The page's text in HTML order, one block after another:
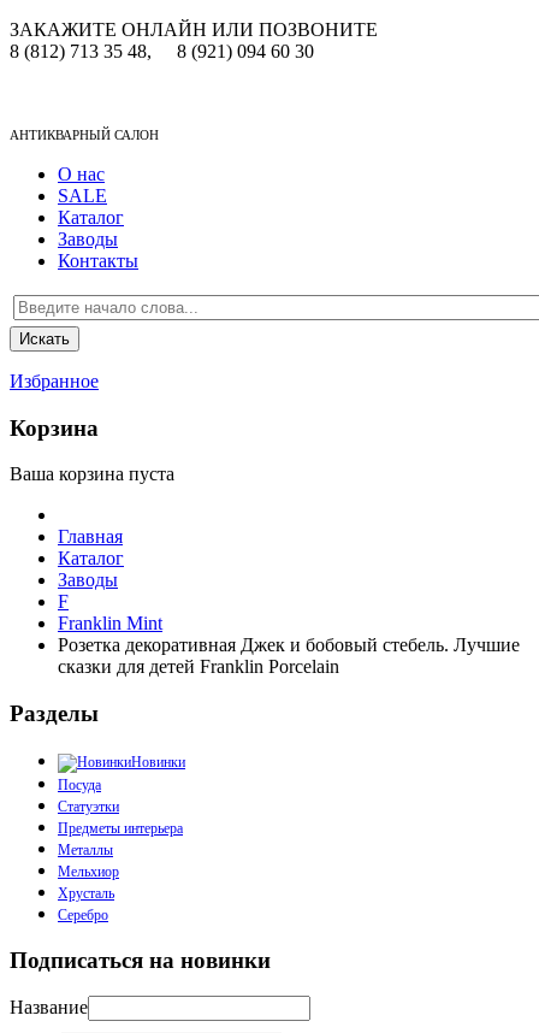
ЗАКАЖИТЕ ОНЛАЙН ИЛИ ПОЗВОНИТЕ
8 (812) 713 35 48,
8 (921) 094 60 30
АНТИКВАРНЫЙ САЛОН
О нас
SALE
Каталог
Заводы
Контакты
Избранное
Корзина
Ваша корзина пуста
Главная
Каталог
Заводы
F
Franklin Mint
Розетка декоративная Джек и бобовый стебель. Лучшие
сказки для детей Franklin Porcelain
Разделы
Новинки
Посуда
Статуэтки
Предметы интерьера
Металлы
Мельхиор
Хрусталь
Серебро
Подписаться на новинки
Название